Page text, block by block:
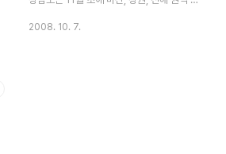
2008. 10. 7.